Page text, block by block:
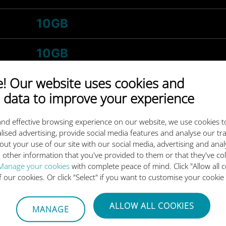
Our website uses cookies and
data to improve your experience
effective browsing experience on our website, we use cookies
advertising, provide social media features and analyse our
your use of our site with our social media, advertising and
other information that you've provided to them or that they've
your cookies with complete peace of mind. Click "Allow all
cookies. Or click "Select" if you want to customise your
MANAGE ALLOW ALL COOKIES
10GB
10GB
Ilimitado
Ilimitado
Descarga nuestra aplicación